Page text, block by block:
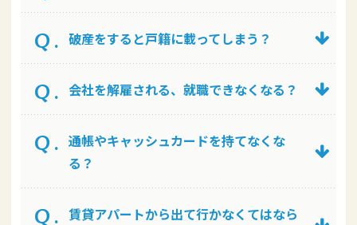
破産をすると戸籍に載ってしまう？
会社を解雇される、就職できなくなる？
通帳やキャッシュカードを持てなくな
る？
賃貸アパートから出て行かなくてはなら